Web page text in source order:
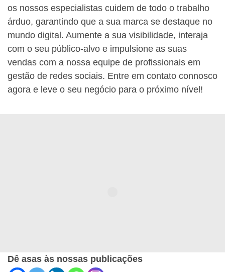
os nossos especialistas cuidem de todo o trabalho
árduo, garantindo que a sua marca se destaque no
mundo digital. Aumente a sua visibilidade, interaja
com o seu público-alvo e impulsione as suas
vendas com a nossa equipe de profissionais em
gestão de redes sociais. Entre em contato connosco
agora e leve o seu negócio para o próximo nível!
Dê asas às nossas publicações